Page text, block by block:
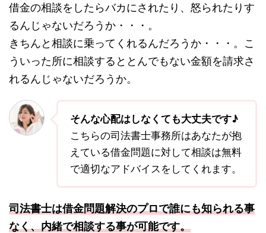
借金の相談をしたらバカにされたり、怒られたりす
るんじゃないだろうか・・・。
きちんと相談に乗ってくれるんだろうか・・・。こ
ういった所に相談するととんでもない金額を請求さ
れるんじゃないだろうか。
そんな心配はしなくても大丈夫です♪
こちらの司法書士事務所はあなたが抱
えている借金問題に対して相談は無料
で適切なアドバイスをしてくれます。
司法書士は借金問題解決のプロで誰にも知られる事
なく、内緒で相談する事が可能です。